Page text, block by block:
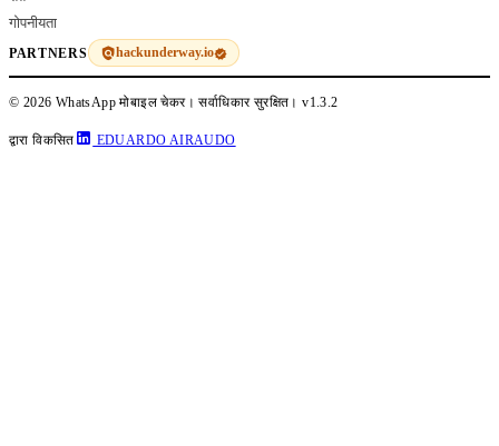
गोपनीयता
PARTNERS hackunderway.io
© 2026 WhatsApp मोबाइल चेकर। सर्वाधिकार सुरक्षित।v1.3.2
द्वारा विकसित EDUARDO AIRAUDO